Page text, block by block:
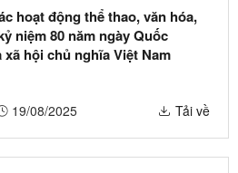
hoạt động thể thao, văn hóa,
niệm 80 năm ngày Quốc
hội chủ nghĩa Việt Nam
19/08/2025 Tải về